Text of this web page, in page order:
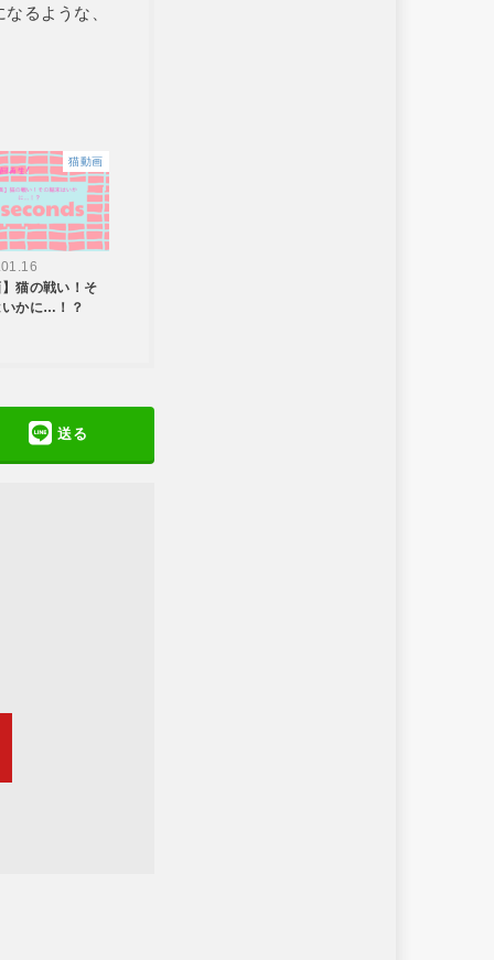
るような、
猫動画
猫の戦い！そ
いかに…！？
送る